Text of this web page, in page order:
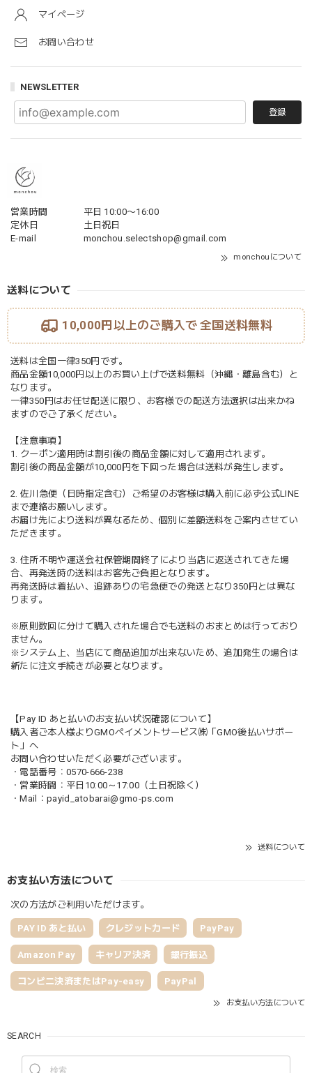
マイページ
お問い合わせ
NEWSLETTER
登録
営業時間
平日 10:00〜16:00
定休日
土日祝日
E-mail
monchou.selectshop@gmail.com
monchouについて
送料について
10,000円以上のご購入で 全国送料無料
送料は全国一律350円です。
商品金額10,000円以上のお買い上げで送料無料（沖縄・離島含む）と
なります。
一律350円はお任せ配送に限り、お客様での配送方法選択は出来かね
ますのでご了承ください。
【注意事項】
1. クーポン適用時は割引後の商品金額に対して適用されます。
割引後の商品金額が10,000円を下回った場合は送料が発生します。
2. 佐川急便（日時指定含む）ご希望のお客様は購入前に必ず公式LINE
まで連絡お願いします。
お届け先により送料が異なるため、個別に差額送料をご案内させてい
ただきます。
3. 住所不明や運送会社保管期間終了により当店に返送されてきた場
合、再発送時の送料はお客先ご負担となります。
再発送時は着払い、追跡ありの宅急便での発送となり350円とは異な
ります。
※原則数回に分けて購入された場合でも送料のおまとめは行っており
ません。
※システム上、当店にて商品追加が出来ないため、追加発生の場合は
新たに注文手続きが必要となります。
【Pay ID あと払いのお支払い状況確認について】
購入者ご本人様よりGMOペイメントサービス㈱「GMO後払いサポー
ト」へ
お問い合わせいただく必要がございます。
・電話番号：0570-666-238
・営業時間：平日10:00～17:00（土日祝除く）
・Mail： payid_atobarai@gmo-ps.com
送料について
お支払い方法について
次の方法がご利用いただけます。
PAY ID あと払い クレジットカード PayPay
Amazon Pay キャリア決済 銀行振込
コンビニ決済またはPay-easy PayPal
お支払い方法について
SEARCH